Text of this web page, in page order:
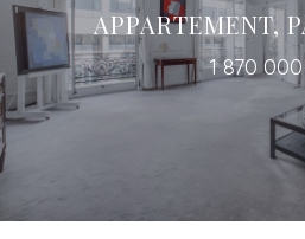
APPARTEMENT,
1 870